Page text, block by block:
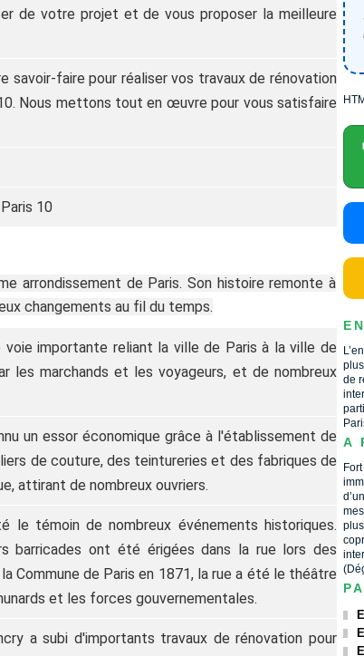
de votre projet et de vous proposer la meilleure
faire pour réaliser vos travaux de rénovation
Nous mettons tout en œuvre pour vous satisfaire
10
arrondissement de Paris. Son histoire remonte à
changements au fil du temps.
importante reliant la ville de Paris à la ville de
les marchands et les voyageurs, et de nombreux
un essor économique grâce à l'établissement de
de couture, des teintureries et des fabriques de
attirant de nombreux ouvriers.
le témoin de nombreux événements historiques.
barricades ont été érigées dans la rue lors des
Commune de Paris en 1871, la rue a été le théâtre
et les forces gouvernementales.
a subi d'importants travaux de rénovation pour
de
A